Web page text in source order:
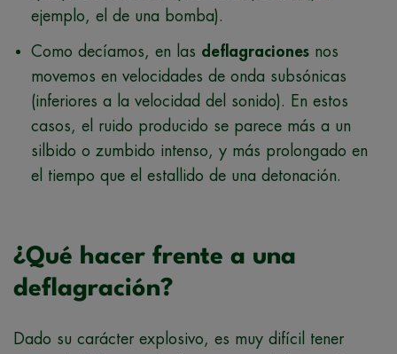
ejemplo, el de una bomba).
Como decíamos, en las deflagraciones nos
movemos en velocidades de onda subsónicas
(inferiores a la velocidad del sonido). En estos
casos, el ruido producido se parece más a un
silbido o zumbido intenso, y más prolongado en
el tiempo que el estallido de una detonación.
¿Qué hacer frente a una
deflagración?
Dado su carácter explosivo, es muy difícil tener